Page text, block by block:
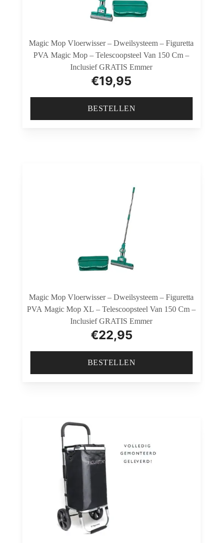
Magic Mop Vloerwisser – Dweilsysteem – Figuretta
PVA Magic Mop – Telescoopsteel Van 150 Cm –
Inclusief GRATIS Emmer
€19,95
BESTELLEN
Magic Mop Vloerwisser – Dweilsysteem – Figuretta
PVA Magic Mop XL – Telescoopsteel Van 150 Cm –
Inclusief GRATIS Emmer
€22,95
BESTELLEN